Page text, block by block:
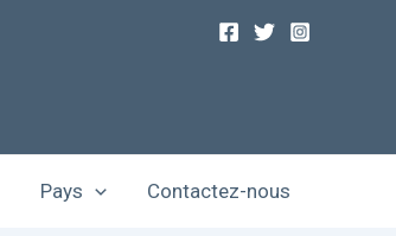
Pays Contactez-nous